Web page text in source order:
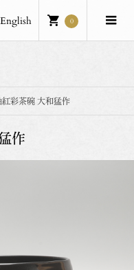
English 0
彩茶碗 大和猛作
作